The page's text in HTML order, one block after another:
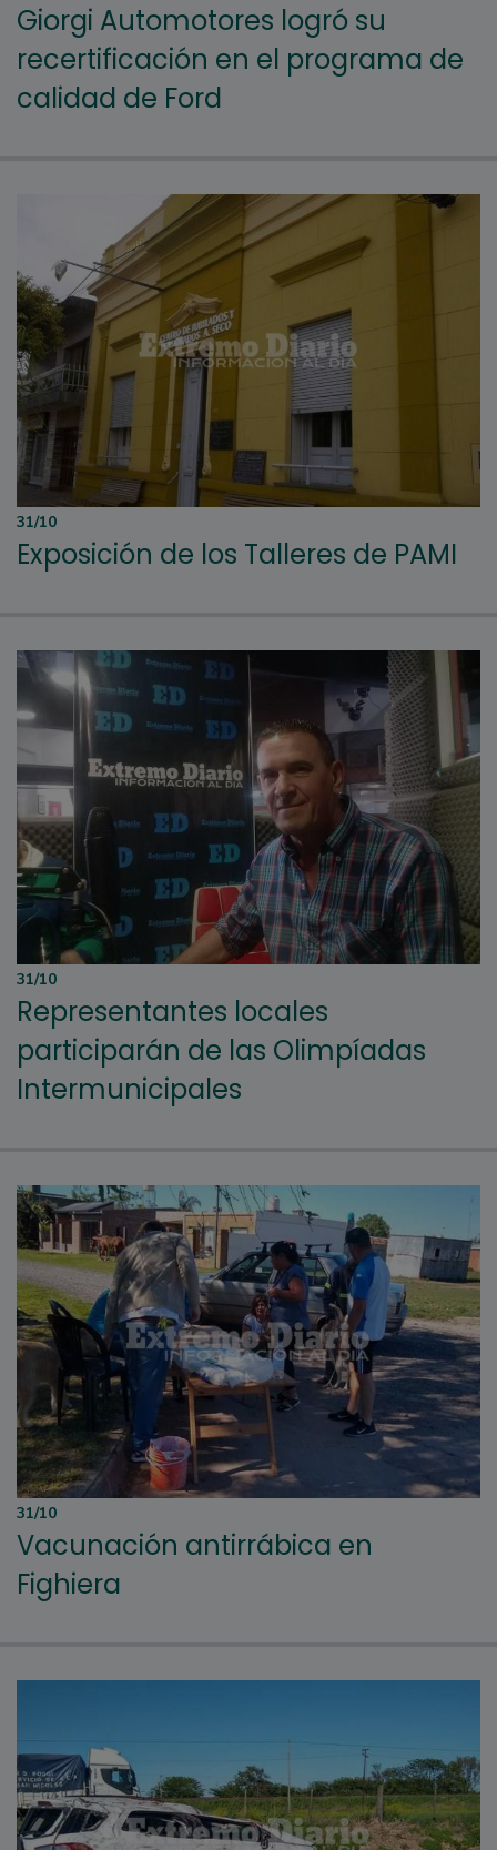
Giorgi Automotores logró su
recertificación en el programa de
calidad de Ford
31/10
Exposición de los Talleres de PAMI
31/10
Representantes locales
participarán de las Olimpíadas
Intermunicipales
31/10
Vacunación antirrábica en
Fighiera